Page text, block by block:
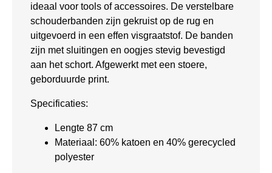
ideaal voor tools of accessoires. De verstelbare
schouderbanden zijn gekruist op de rug en
uitgevoerd in een effen visgraatstof. De banden
zijn met sluitingen en oogjes stevig bevestigd
aan het schort. Afgewerkt met een stoere,
geborduurde print.
Specificaties:
Lengte 87 cm
Materiaal: 60% katoen en 40% gerecycled
polyester